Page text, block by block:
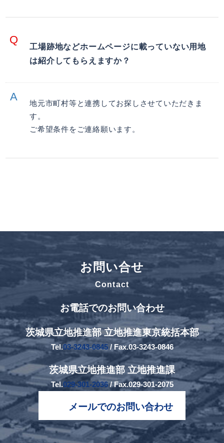
工場跡地などホームページに載っていない用地
は紹介してもらえますか？
地元市町村等と連携してお探しさせていただきま
す。
ご希望条件をご連絡願います。
お問い合せ
Contact
お電話でのお問い合わせ
茨城県立地推進部 立地推進東京統括本部
Tel.03-3243-0845/ Fax.03-3243-0846
茨城県立地推進部 立地推進課
Tel.029-301-2036/ Fax.029-301-2075
メールでのお問い合わせ